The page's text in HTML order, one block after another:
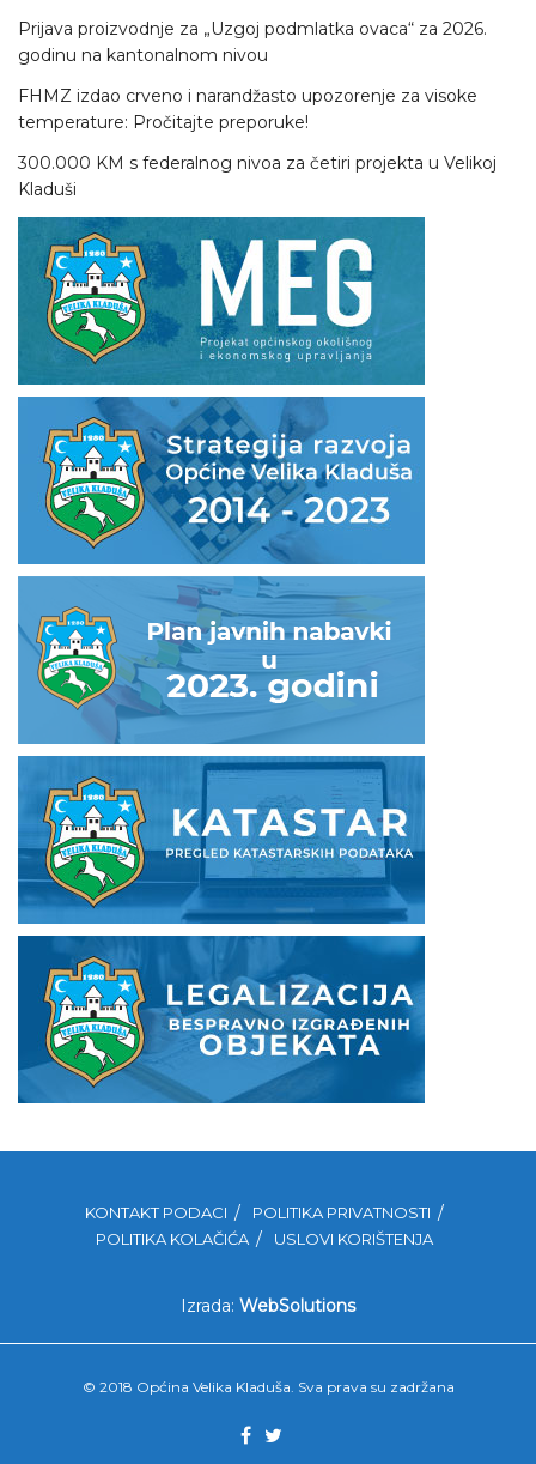
Prijava proizvodnje za „Uzgoj podmlatka ovaca“ za 2026.
godinu na kantonalnom nivou
FHMZ izdao crveno i narandžasto upozorenje za visoke
temperature: Pročitajte preporuke!
300.000 KM s federalnog nivoa za četiri projekta u Velikoj
Kladuši
KONTAKT PODACI
POLITIKA PRIVATNOSTI
POLITIKA KOLAČIĆA
USLOVI KORIŠTENJA
Izrada: WebSolutions
© 2018 Općina Velika Kladuša. Sva prava su zadržana